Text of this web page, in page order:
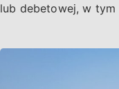
lub debetowej, w